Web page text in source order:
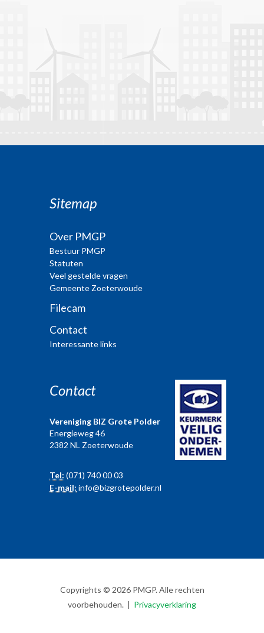
Sitemap
Over PMGP
Bestuur PMGP
Statuten
Veel gestelde vragen
Gemeente Zoeterwoude
Filecam
Contact
Interessante links
Contact
Vereniging BIZ Grote Polder
Energieweg 46
2382 NL Zoeterwoude
Tel: (071) 740 00 03
E-mail: info@bizgrotepolder.nl
Copyrights © 2026 PMGP. Alle rechten
voorbehouden. | Privacyverklaring